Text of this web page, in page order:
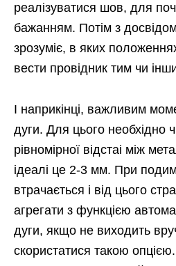
реалізуватися шов, для
бажанням. Потім з
зрозуміє, в яких
вести провідник тим чи
І наприкінці, важливим
дуги. Для цього необхідно
рівномірної відстаі між
ідеалі це 2-3 мм. При
втрачається і від цього
агрегати з функцією
дуги, якщо не виходить
скористатися такою